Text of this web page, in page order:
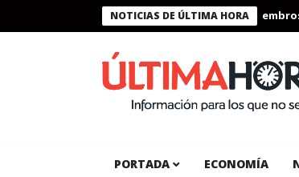
NOTICIAS DE ÚLTIMA HORA
Presidente Bukele condecora a miembros
PORTADA ECONOMÍA